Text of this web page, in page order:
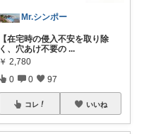
Mr.シンポー
【在宅時の侵入不安を取り除
く、穴あけ不要の ...
￥ 2,780
0 0 97
コレ いいね